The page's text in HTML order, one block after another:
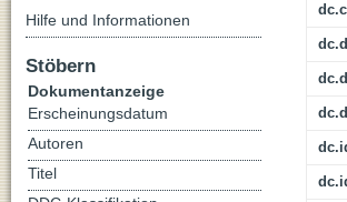
Hilfe und Informationen
Stöbern
Dokumentanzeige
Erscheinungsdatum
Autoren
Titel